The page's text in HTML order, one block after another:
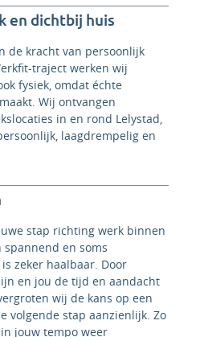
en dichtbij huis
de kracht van persoonlijk
traject werken wij
fysiek, omdat échte
Wij ontvangen
in en rond Lelystad,
laagdrempelig en
stap richting werk binnen
en soms
zeker haalbaar. Door
en jou de tijd en aandacht
wij de kans op een
volgende stap aanzienlijk. Zo
jouw tempo weer